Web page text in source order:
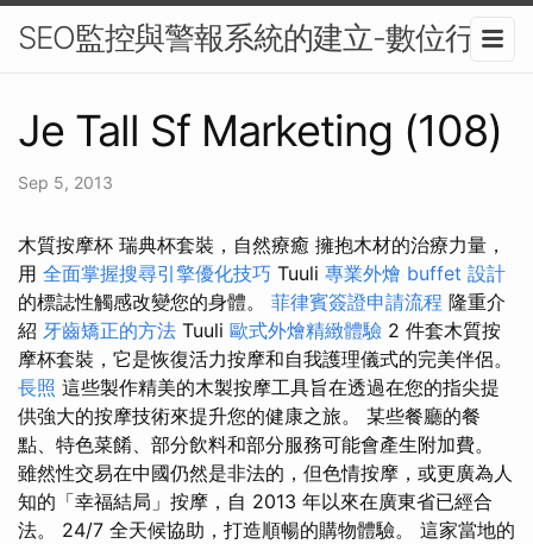
SEO監控與警報系統的建立-數位行銷
Je Tall Sf Marketing (108)
Sep 5, 2013
木質按摩杯 瑞典杯套裝，自然療癒 擁抱木材的治療力量，
用 全面掌握搜尋引擎優化技巧 Tuuli 專業外燴 buffet 設計
的標誌性觸感改變您的身體。 菲律賓簽證申請流程 隆重介
紹 牙齒矯正的方法 Tuuli 歐式外燴精緻體驗 2 件套木質按
摩杯套裝，它是恢復活力按摩和自我護理儀式的完美伴侶。
長照 這些製作精美的木製按摩工具旨在透過在您的指尖提
供強大的按摩技術來提升您的健康之旅。 某些餐廳的餐
點、特色菜餚、部分飲料和部分服務可能會產生附加費。
雖然性交易在中國仍然是非法的，但色情按摩，或更廣為人
知的「幸福結局」按摩，自 2013 年以來在廣東省已經合
法。 24/7 全天候協助，打造順暢的購物體驗。 這家當地的